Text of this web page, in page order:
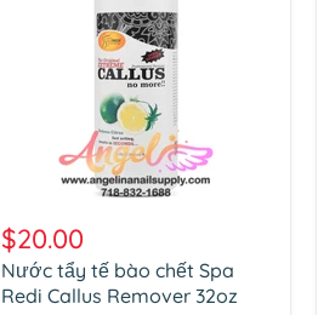
tẩy
tế
bào
chết
$20.00
Nước tẩy tế bào chết Spa
Redi Callus Remover 32oz